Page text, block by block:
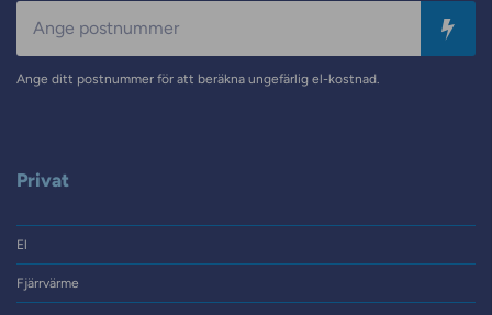
Ange ditt postnummer för att beräkna ungefärlig el-kostnad.
Privat
El
Fjärrvärme